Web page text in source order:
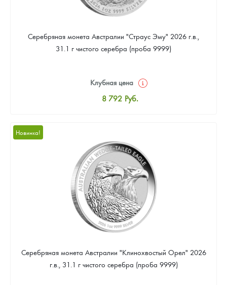
Серебряная монета Австралии "Страус Эму" 2026 г.в.,
31.1 г чистого серебра (проба 9999)
Клубная цена
8 792 Руб.
Цена выкупа
Звоните
Новинка!
Серебряная монета Австралии "Клинохвостый Орел" 2026
г.в., 31.1 г чистого серебра (проба 9999)